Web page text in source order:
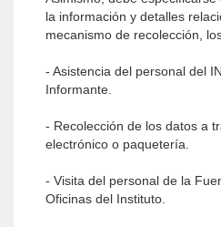
la información y detalles
mecanismo de recolección,
- Asistencia del personal del
Informante.
- Recolección de los datos a
electrónico o paquetería.
- Visita del personal de la
Oficinas del Instituto.